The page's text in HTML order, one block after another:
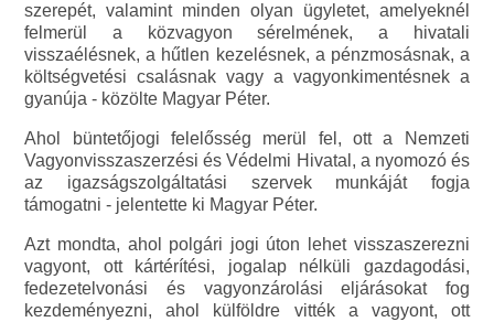
szerepét, valamint minden olyan ügyletet, amelyeknél
felmerül a közvagyon sérelmének, a hivatali
visszaélésnek, a hűtlen kezelésnek, a pénzmosásnak, a
költségvetési csalásnak vagy a vagyonkimentésnek a
gyanúja - közölte Magyar Péter.
Ahol büntetőjogi felelősség merül fel, ott a Nemzeti
Vagyonvisszaszerzési és Védelmi Hivatal, a nyomozó és
az igazságszolgáltatási szervek munkáját fogja
támogatni - jelentette ki Magyar Péter.
Azt mondta, ahol polgári jogi úton lehet visszaszerezni
vagyont, ott kártérítési, jogalap nélküli gazdagodási,
fedezetelvonási és vagyonzárolási eljárásokat fog
kezdeményezni, ahol külföldre vitték a vagyont, ott